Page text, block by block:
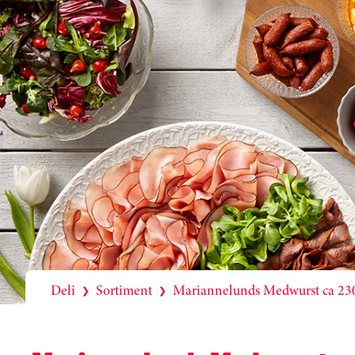
Deli ❯ Sortiment ❯ Mariannelunds Medwurst ca